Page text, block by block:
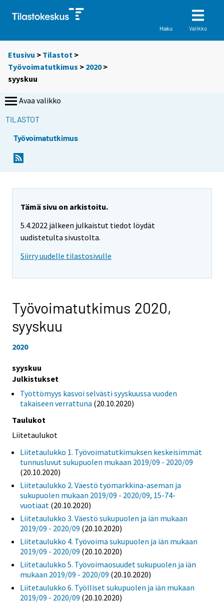
Haku Valikko
Etusivu > Tilastot >
Työvoimatutkimus > 2020>
syyskuu
Avaa valikko
TILASTOT
Työvoimatutkimus
Tämä sivu on arkistoitu.
5.4.2022 jälkeen julkaistut tiedot löydät
uudistetulta sivustolta.
Siirry uudelle tilastosivulle
Työvoimatutkimus 2020,
syyskuu
2020
syyskuu
Julkistukset
Työttömyys kasvoi selvästi syyskuussa vuoden
takaiseen verrattuna (20.10.2020)
Taulukot
Liitetaulukot
Liitetaulukko 1. Työvoimatutkimuksen keskeisimmät
tunnusluvut sukupuolen mukaan 2019/09 - 2020/09
(20.10.2020)
Liitetaulukko 2. Väestö työmarkkina-aseman ja
sukupuolen mukaan 2019/09 - 2020/09, 15-74-
vuotiaat (20.10.2020)
Liitetaulukko 3. Väestö sukupuolen ja iän mukaan
2019/09 - 2020/09 (20.10.2020)
Liitetaulukko 4. Työvoima sukupuolen ja iän mukaan
2019/09 - 2020/09 (20.10.2020)
Liitetaulukko 5. Työvoimaosuudet sukupuolen ja iän
mukaan 2019/09 - 2020/09 (20.10.2020)
Liitetaulukko 6. Työlliset sukupuolen ja iän mukaan
2019/09 - 2020/09 (20.10.2020)